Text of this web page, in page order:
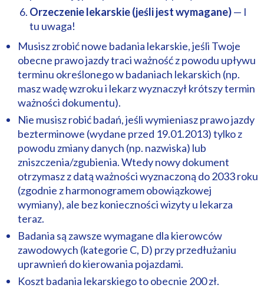
Orzeczenie lekarskie (jeśli jest wymagane)— I
tu uwaga!
Musisz zrobić nowe badania lekarskie, jeśli Twoje
obecne prawo jazdy traci ważność z powodu upływu
terminu określonego w badaniach lekarskich (np.
masz wadę wzroku i lekarz wyznaczył krótszy termin
ważności dokumentu).
Nie musisz robić badań, jeśli wymieniasz prawo jazdy
bezterminowe (wydane przed 19.01.2013) tylko z
powodu zmiany danych (np. nazwiska) lub
zniszczenia/zgubienia. Wtedy nowy dokument
otrzymasz z datą ważności wyznaczoną do 2033 roku
(zgodnie z harmonogramem obowiązkowej
wymiany), ale bez konieczności wizyty u lekarza
teraz.
Badania są zawsze wymagane dla kierowców
zawodowych (kategorie C, D) przy przedłużaniu
uprawnień do kierowania pojazdami.
Koszt badania lekarskiego to obecnie 200 zł.